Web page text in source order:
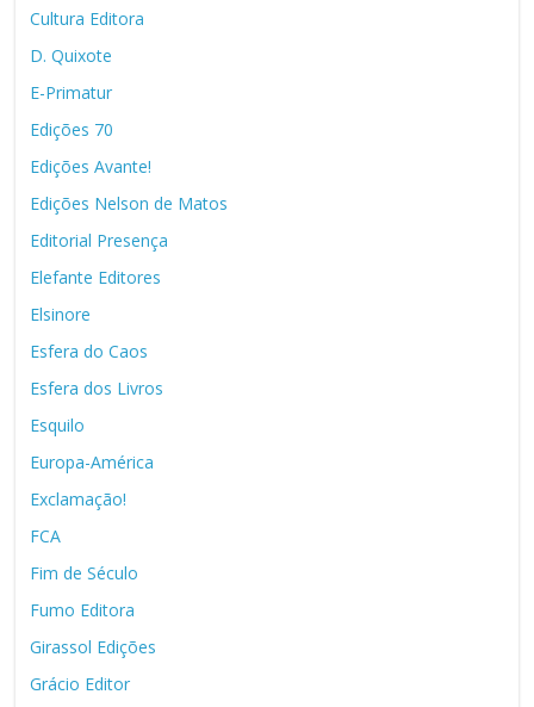
Cultura Editora
D. Quixote
E-Primatur
Edições 70
Edições Avante!
Edições Nelson de Matos
Editorial Presença
Elefante Editores
Elsinore
Esfera do Caos
Esfera dos Livros
Esquilo
Europa-América
Exclamação!
FCA
Fim de Século
Fumo Editora
Girassol Edições
Grácio Editor